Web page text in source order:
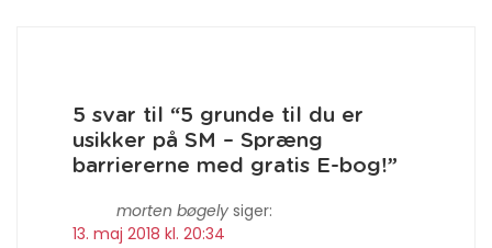
5 svar til “5 grunde til du er
usikker på SM – Spræng
barriererne med gratis E-bog!”
morten bøgely siger:
13. maj 2018 kl. 20:34